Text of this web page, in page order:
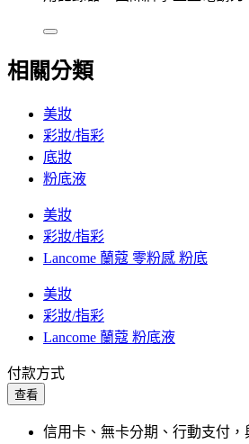
相關分類
美妝
彩妝/指彩
底妝
粉底液
美妝
彩妝/指彩
Lancome 蘭蔻 零粉感 粉底
美妝
彩妝/指彩
Lancome 蘭蔻 粉底液
付款方式
查看
信用卡、無卡分期、行動支付